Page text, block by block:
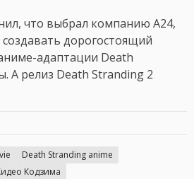
что выбрал компанию A24,
дорогостоящий
адаптации Death
А релиз Death Stranding 2
Death Stranding anime
Кодзима